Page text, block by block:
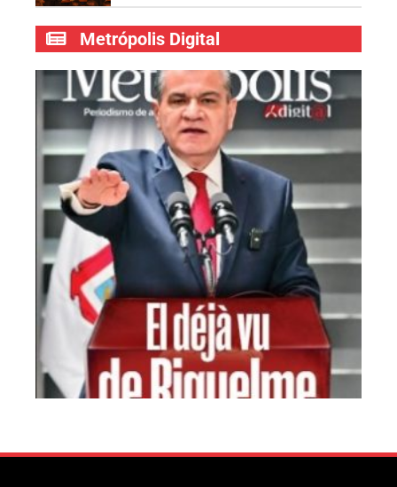
Metrópolis Digital